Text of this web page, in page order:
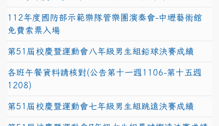
112年度國防部示範樂隊管樂團演奏會-中壢藝術館
免費索票入場
第51屆校慶暨運動會八年級男生組鉛球決賽成績
各班午餐資料請核對(公告第十一週1106-第十五週
1208)
第51屆校慶暨運動會七年級男生組跳遠決賽成績